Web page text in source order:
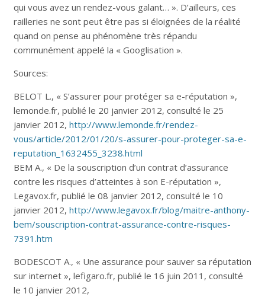
qui vous avez un rendez-vous galant… ». D’ailleurs, ces
railleries ne sont peut être pas si éloignées de la réalité
quand on pense au phénomène très répandu
communément appelé la « Googlisation ».
Sources:
BELOT L., « S’assurer pour protéger sa e-réputation »,
lemonde.fr, publié le 20 janvier 2012, consulté le 25
janvier 2012, http://www.lemonde.fr/rendez-
vous/article/2012/01/20/s-assurer-pour-proteger-sa-e-
reputation_1632455_3238.html
BEM A., « De la souscription d’un contrat d’assurance
contre les risques d’atteintes à son E-réputation »,
Legavox.fr, publié le 08 janvier 2012, consulté le 10
janvier 2012, http://www.legavox.fr/blog/maitre-anthony-
bem/souscription-contrat-assurance-contre-risques-
7391.htm
BODESCOT A., « Une assurance pour sauver sa réputation
sur internet », lefigaro.fr, publié le 16 juin 2011, consulté
le 10 janvier 2012,